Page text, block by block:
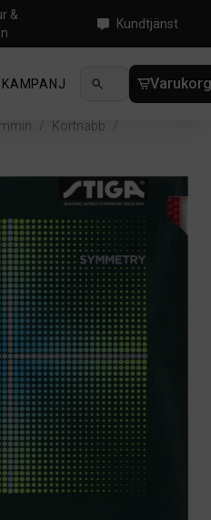
&
Kundtjänst
KAMPANJ NYHETER
/ Kortnabb
/